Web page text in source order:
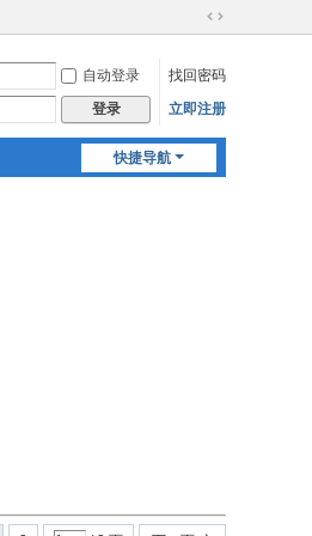
切
到
宽
自动登录
找回密码
登录 立即注册
快捷导航